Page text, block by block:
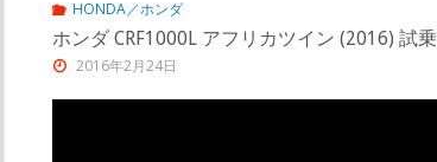
HONDA／ホンダ
ホンダ CRF1000L アフリカツイン (2016) 試
2016年2月24日